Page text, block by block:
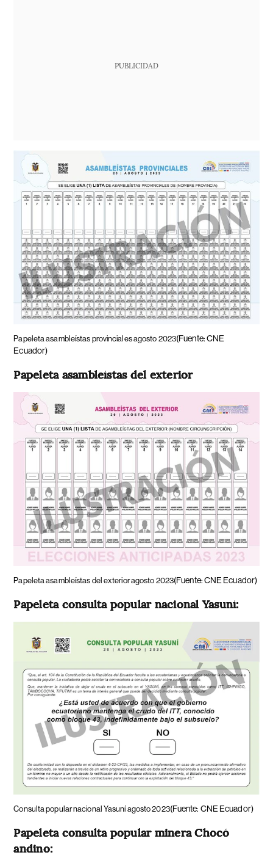
PUBLICIDAD
Papeleta asambleístas provinciales agosto 2023(Fuente: CNE
Ecuador)
Papeleta asambleístas del exterior
Papeleta asambleístas del exterior agosto 2023(Fuente: CNE Ecuador)
Papeleta consulta popular nacional Yasuní:
Consulta popular nacional Yasuní agosto 2023(Fuente: CNE Ecuador)
Papeleta consulta popular minera Chocó
andino: